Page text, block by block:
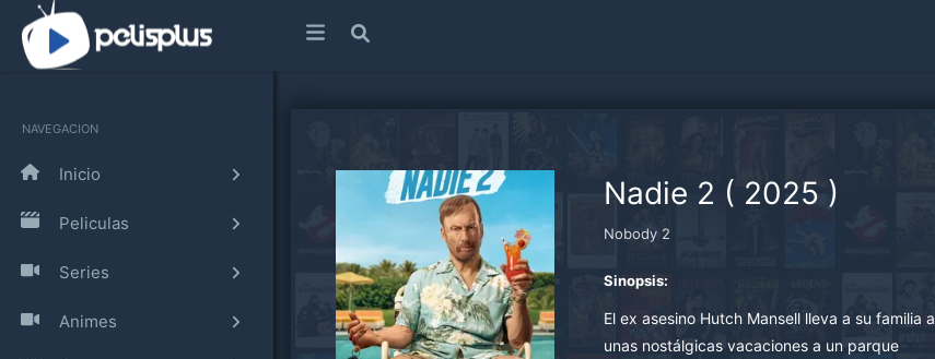
NAVEGACION
Inicio
Peliculas
Series
Animes
Nadie 2 ( 2025 )
Nobody 2
Sinopsis:
El ex asesino Hutch Mansell lleva a su familia a
unas nostálgicas vacaciones a un parque